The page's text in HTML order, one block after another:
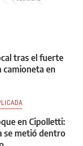
tras el fuerte
camioneta en
en Cipolletti:
se metió dentro